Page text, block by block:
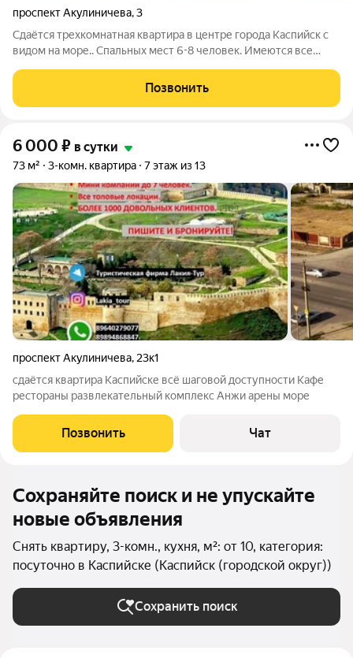
проспект Акулиничева,3
Сдаётся трехкомнатная квартира в центре города Каспийск с
видом на море.. Спальных мест 6-8 человек. Имеются все
Позвонить
6 000 ₽ в сутки
73 м² 3-комн. квартира 7 этаж из 13
проспект Акулиничева, 23к1
сдаётся квартира Каспийске всё шаговой доступности Кафе
рестораны развлекательный комплекс Анжи арены море
Позвонить Чат
Сохраняйте поиск и не упускайте
новые объявления
Снять квартиру, 3-комн., кухня, м²: от 10, категория:
посуточно в Каспийске (Каспийск (городской округ))
Сохранить поиск